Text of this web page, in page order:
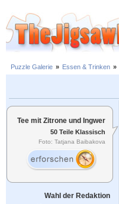
Puzzle Galerie » Essen & Trinken »
Tee mit Zitrone und Ingwer
50 Teile Klassisch
Foto: Tatjana Baibakova
Wahl der Redaktion